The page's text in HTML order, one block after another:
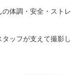
体調・安全・ストレ
ッフが支えて撮影し